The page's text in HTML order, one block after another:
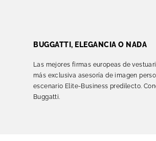
BUGGATTI, ELEGANCIA O NADA
Las mejores firmas europeas de
más exclusiva asesoría de imagen
escenario Elite-Business predilecto.
Buggatti.